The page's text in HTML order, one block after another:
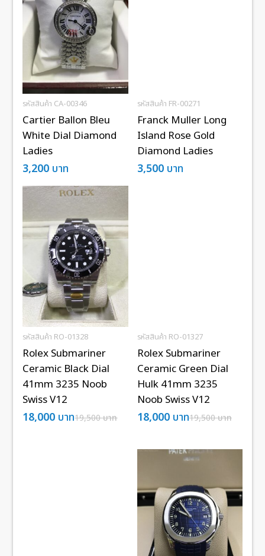
รหัสสินค้า CA-00346
Cartier Ballon Bleu
White Dial Diamond
Ladies
3,200 บาท
รหัสสินค้า FR-00271
Franck Muller Long
Island Rose Gold
Diamond Ladies
3,500 บาท
รหัสสินค้า RO-01328
Rolex Submariner
Ceramic Black Dial
41mm 3235 Noob
Swiss V12
19,500บาท
18,000 บาท
รหัสสินค้า RO-01327
Rolex Submariner
Ceramic Green Dial
Hulk 41mm 3235
Noob Swiss V12
19,500บาท
18,000 บาท